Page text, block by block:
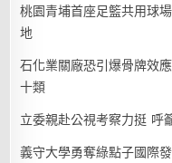
桃園青埔首座足籃共用球
地
石化業關廠恐引爆骨牌效
十類
立委親赴公視考察力挺 呼
義守大學勇奪綠點子國際